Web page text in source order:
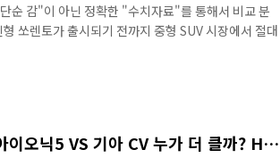
순 감"이 아닌 정확한 "수치자료"를 통해서 비교 분
쏘렌토가 출시되기 전까지 중형 SUV 시장에서 절대
은 하이브리드 차량이 출시된다면 판세을 뒤집을 수
전기차 실내공간 비밀! 현대 아이오닉5 VS 기아 CV 누가 더 클까? Hyundai ioniq5 VS Kia CV / Electric Car!